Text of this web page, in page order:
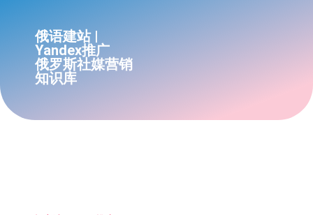
俄语建站 |
Yandex推广
俄罗斯社媒营销
知识库